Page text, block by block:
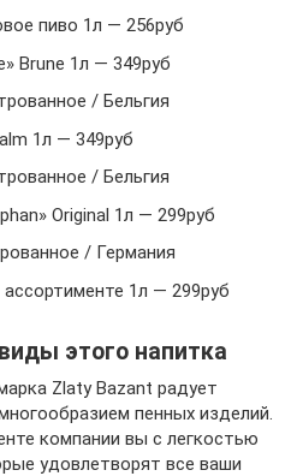
пиво 1л — 256руб
Brune 1л — 349руб
/ Бельгия
1л — 349руб
/ Бельгия
Original 1л — 299руб
/ Германия
1л — 299руб
этого напитка
Zlaty Bazant радует
пенных изделий.
компании вы с легкостью
удовлетворят все ваши